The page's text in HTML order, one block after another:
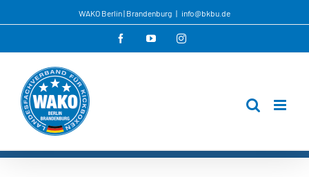
springen
WAKO Berlin | Brandenburg | info@bkbu.de
FacebookYouTubeInstagram